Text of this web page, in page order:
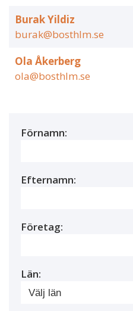
Burak Yildiz
burak@bosthlm.se
Ola Åkerberg
ola@bosthlm.se
Förnamn:
Efternamn:
Företag:
Län: